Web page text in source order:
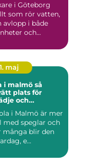
i Göteborg
som rör vatten,
avlopp i både
och...
maj
malmö så
plats för
och
i Malmö är mer
med speglar och
många blir den
e...